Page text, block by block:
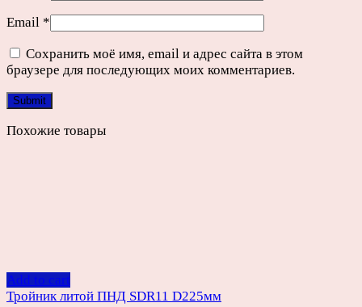
Email *
Сохранить моё имя, email и адрес сайта в этом
браузере для последующих моих комментариев.
Похожие товары
Add to cart
Тройник литой ПНД SDR11 D225мм